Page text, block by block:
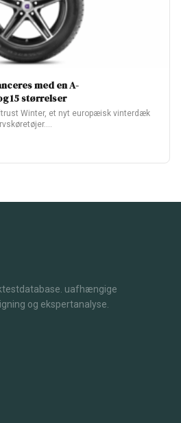
med en A-
15 størrelser
Winter, et nyt europæisk vinterdæk
uafhængige
og ekspertanalyse.